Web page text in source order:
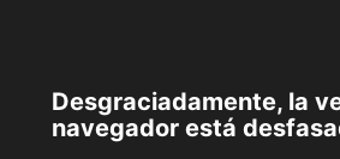
Desgraciadamente, la
navegador está